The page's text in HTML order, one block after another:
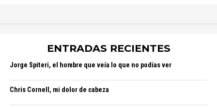
ENTRADAS RECIENTES
Jorge Spiteri, el hombre que veía lo que no podías ver
Chris Cornell, mi dolor de cabeza